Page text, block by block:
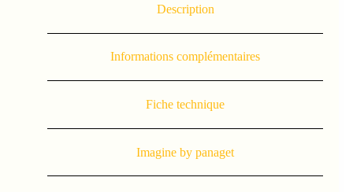
Description
Informations complémentaires
Fiche technique
Imagine by panaget